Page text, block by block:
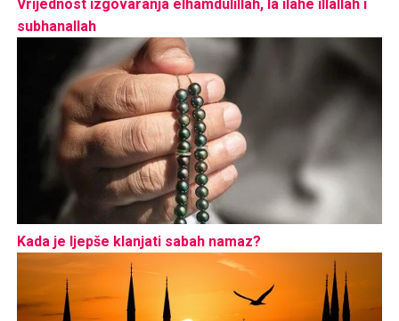
Vrijednost izgovaranja elhamdulillah, la ilahe illallah i
subhanallah
Kada je ljepše klanjati sabah namaz?